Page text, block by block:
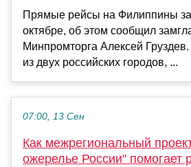
Прямые рейсы на Филиппины
октябре, об этом сообщил
Минпромторга Алексей
из двух российских городов, ...
07:00, 13 Сен
Как межрегиональный
ожерелье России" помогает